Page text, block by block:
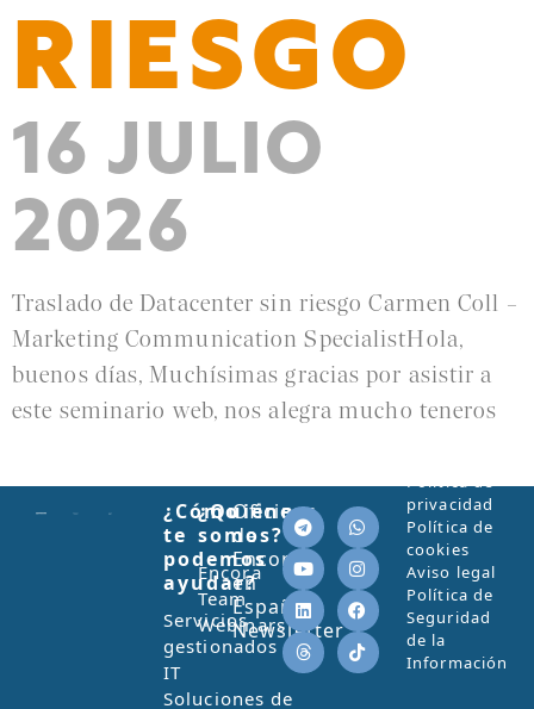
RIESGO
16 JULIO
2026
Traslado de Datacenter sin riesgo Carmen Coll –
Marketing Communication SpecialistHola,
buenos días, Muchísimas gracias por asistir a
este seminario web, nos alegra mucho teneros
¿Cómo
te
podemos
ayudar?
Servicios
gestionados
IT
Soluciones de
¿Quiénes
somos?
Encora
Team
Webinars
Oficinas
de
Encora
en
España
Newsletter
privacidad
Política de
cookies
Aviso legal
Política de
Seguridad
de la
Información